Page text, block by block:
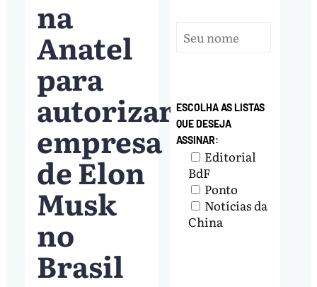
na
Anatel
para
autorizar
empresa
de Elon
Musk
no
Brasil
ESCOLHA AS LISTAS
QUE DESEJA
ASSINAR:
Editorial
BdF
Ponto
Notícias da
China